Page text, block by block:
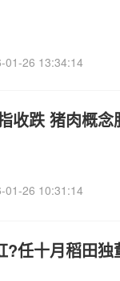
01-26 13:34:14
收跌 猪肉概念
01-26 10:31:14
任十月稻田独